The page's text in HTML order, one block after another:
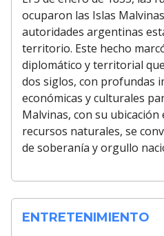
ocuparon las Islas
autoridades argentinas
territorio. Este hecho
diplomático y territorial
dos siglos, con profundas
económicas y culturales
Malvinas, con su ubicación
recursos naturales, se
de soberanía y orgullo
ENTRETENIMIENTO